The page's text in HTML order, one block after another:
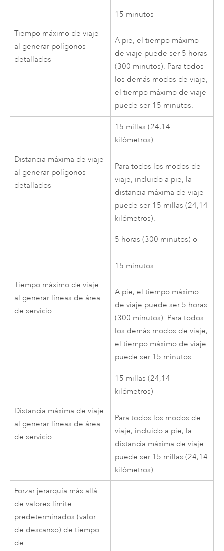
Tiempo máximo de viaje
al generar polígonos
detallados
15 minutos
A pie, el tiempo máximo
de viaje puede ser 5 horas
(300 minutos). Para todos
los demás modos de viaje,
el tiempo máximo de viaje
puede ser 15 minutos.
Distancia máxima de viaje
al generar polígonos
detallados
15 millas(24,14
kilómetros)
Para todos los modos de
viaje, incluido a pie, la
distancia máxima de viaje
puede ser 15 millas(24,14
kilómetros).
Tiempo máximo de viaje
al generar líneas de área
de servicio
5 horas(300 minutos) o
15 minutos
A pie, el tiempo máximo
de viaje puede ser 5 horas
(300 minutos). Para todos
los demás modos de viaje,
el tiempo máximo de viaje
puede ser 15 minutos.
Distancia máxima de viaje
al generar líneas de área
de servicio
15 millas(24,14
kilómetros)
Para todos los modos de
viaje, incluido a pie, la
distancia máxima de viaje
puede ser 15 millas(24,14
kilómetros).
Forzar jerarquía más allá
de valores límite
predeterminados (valor
de descanso) de tiempo
de